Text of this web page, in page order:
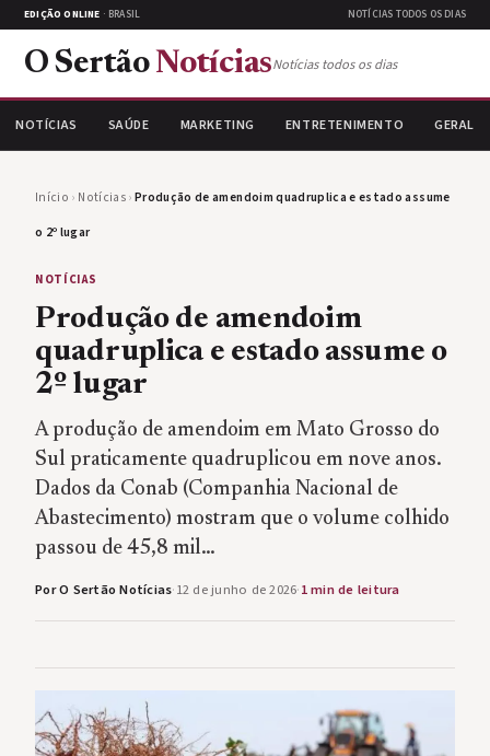
EDIÇÃO ONLINE · BRASIL NOTÍCIAS TODOS OS DIAS
O Sertão NotíciasNotícias todos os dias
NOTÍCIAS SAÚDE MARKETING ENTRETENIMENTO GERAL
Início › Notícias›Produção de amendoim quadruplica e estado assume
o 2º lugar
NOTÍCIAS
Produção de amendoim
quadruplica e estado assume o
2º lugar
A produção de amendoim em Mato Grosso do
Sul praticamente quadruplicou em nove anos.
Dados da Conab (Companhia Nacional de
Abastecimento) mostram que o volume colhido
passou de 45,8 mil…
Por O Sertão Notícias·12 de junho de 2026·1 min de leitura